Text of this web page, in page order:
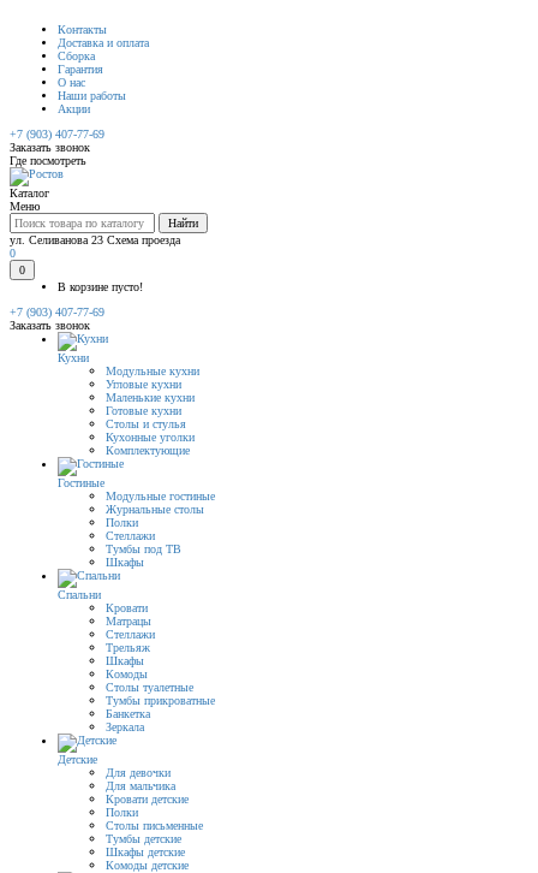
Контакты
Доставка и оплата
Сборка
Гарантия
О нас
Наши работы
Акции
+7 (903) 407-77-69
Заказать звонок
Где посмотреть
Каталог
Меню
Найти
ул. Селиванова 23 Схема проезда
0
0
В корзине пусто!
+7 (903) 407-77-69
Заказать звонок
Кухни
Модульные кухни
Угловые кухни
Маленькие кухни
Готовые кухни
Столы и стулья
Кухонные уголки
Комплектующие
Гостиные
Модульные гостиные
Журнальные столы
Полки
Стеллажи
Тумбы под ТВ
Шкафы
Спальни
Кровати
Матрацы
Стеллажи
Трельяж
Шкафы
Комоды
Столы туалетные
Тумбы прикроватные
Банкетка
Зеркала
Детские
Для девочки
Для мальчика
Кровати детские
Полки
Столы письменные
Тумбы детские
Шкафы детские
Комоды детские